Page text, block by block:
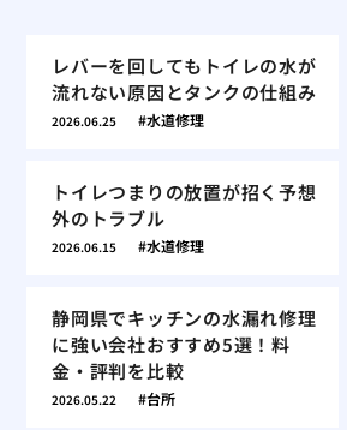
レバーを回してもトイレの水が
流れない原因とタンクの仕組み
2026.06.25 水道修理
トイレつまりの放置が招く予想
外のトラブル
2026.06.15 水道修理
静岡県でキッチンの水漏れ修理
に強い会社おすすめ5選！料
金・評判を比較
2026.05.22 台所